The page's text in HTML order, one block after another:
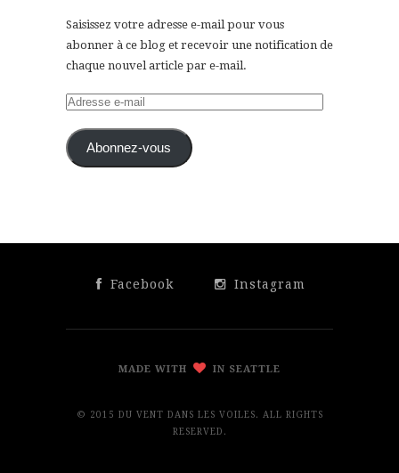
Saisissez votre adresse e-mail pour vous
abonner à ce blog et recevoir une notification de
chaque nouvel article par e-mail.
Adresse
mail Abonnez-vous
Facebook Instagram
MADE WITH IN SEATTLE
© 2015 DU VENT DANS LES VOILES. ALL RIGHTS
RESERVED.